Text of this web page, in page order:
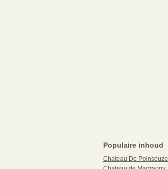
Populaire inhoud
Chateau De Poinsouze